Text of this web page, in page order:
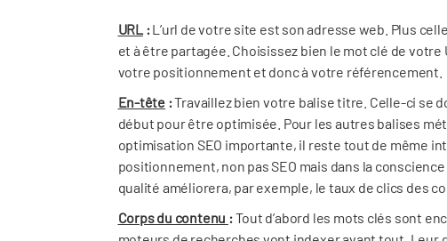
URL:L’url de votre site est son adresse web. Plus
et à être partagée. Choisissez bien le mot clé de
votre positionnement et donc à votre référencement.
En-tête :Travaillez bien votre balise titre. Celle-ci se
début pour être optimisée. Pour les autres balises
optimisation SEO importante, il reste tout de même
positionnement, non pas SEO mais dans la
qualité améliorera, par exemple, le taux de clics des
Corps du contenu :Tout d’abord les mots clés sont